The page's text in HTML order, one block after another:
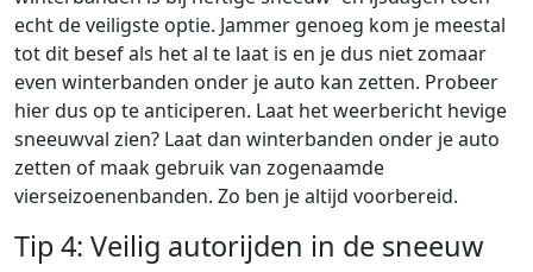
echt de veiligste optie. Jammer genoeg kom je meestal
tot dit besef als het al te laat is en je dus niet zomaar
even winterbanden onder je auto kan zetten. Probeer
hier dus op te anticiperen. Laat het weerbericht hevige
sneeuwval zien? Laat dan winterbanden onder je auto
zetten of maak gebruik van zogenaamde
vierseizoenenbanden. Zo ben je altijd voorbereid.
Tip 4: Veilig autorijden in de sneeuw